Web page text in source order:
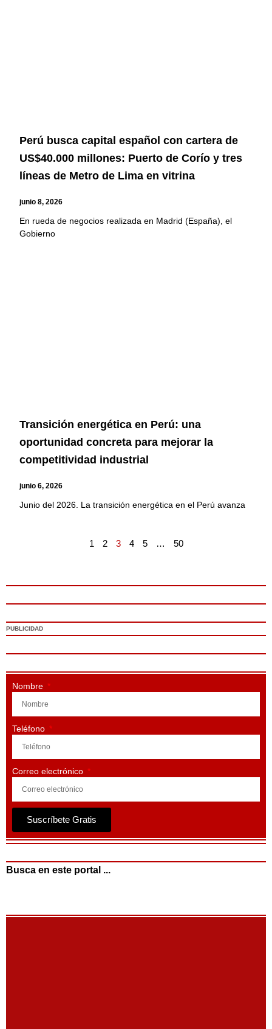
Perú busca capital español con cartera de
US$40.000 millones: Puerto de Corío y tres
líneas de Metro de Lima en vitrina
junio 8, 2026
En rueda de negocios realizada en Madrid (España), el
Gobierno
Transición energética en Perú: una
oportunidad concreta para mejorar la
competitividad industrial
junio 6, 2026
Junio del 2026. La transición energética en el Perú avanza
1 2 3 4 5 … 50
PUBLICIDAD
Nombre
Teléfono
Correo electrónico
Suscríbete Gratis
Busca en este portal ...